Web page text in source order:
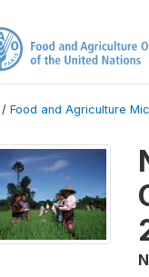
/ Food and Agriculture